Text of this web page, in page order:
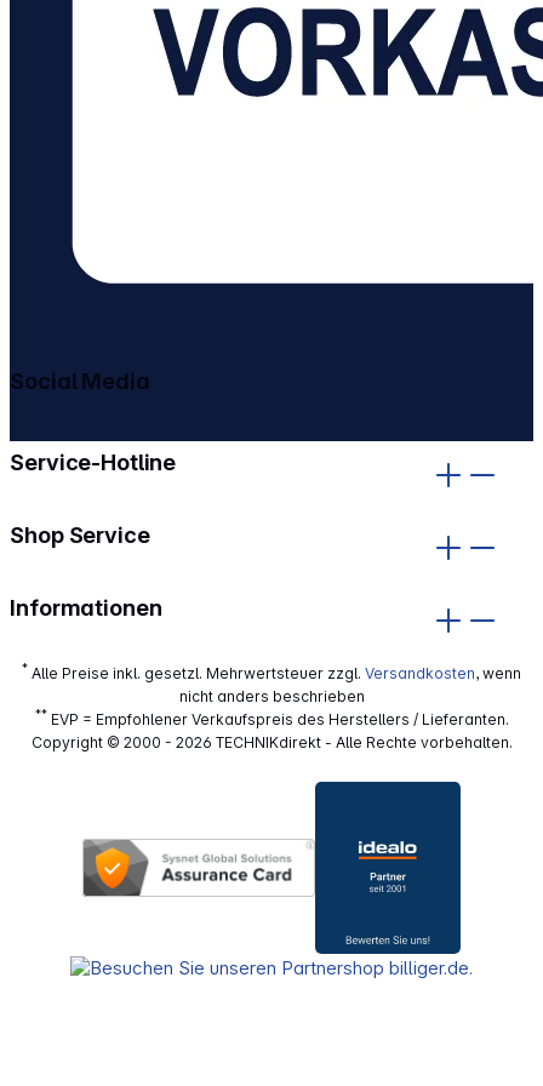
Service-Hotline
Shop Service
Informationen
Social Media
* Alle Preise inkl. gesetzl. Mehrwertsteuer zzgl. Versandkosten, wenn
nicht anders beschrieben
**EVP = Empfohlener Verkaufspreis des Herstellers / Lieferanten.
Copyright © 2000 - 2026 TECHNIKdirekt - Alle Rechte vorbehalten.